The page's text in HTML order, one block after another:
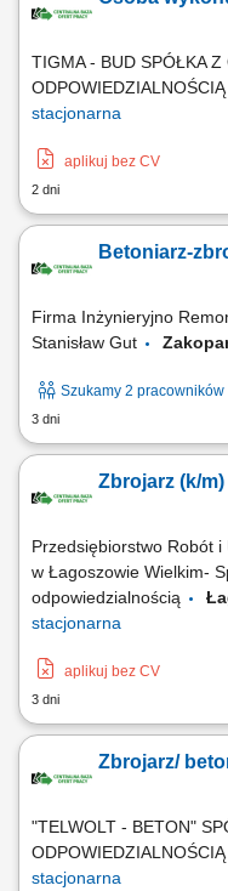
TIGMA - BUD SPÓŁKA
ODPOWIEDZIALNOŚCIĄ
stacjonarna
aplikuj bez CV
2 dni
Betoniarz-
Firma Inżynieryjno
Stanisław Gut
Szukamy 2 pracowników
3 dni
Zbrojarz (k/m)
Przedsiębiorstwo Robót i
w Łagoszowie Wielkim-
odpowiedzialnością
stacjonarna
aplikuj bez CV
3 dni
Zbrojarz/
"TELWOLT - BETON"
ODPOWIEDZIALNOŚCIĄ
stacjonarna